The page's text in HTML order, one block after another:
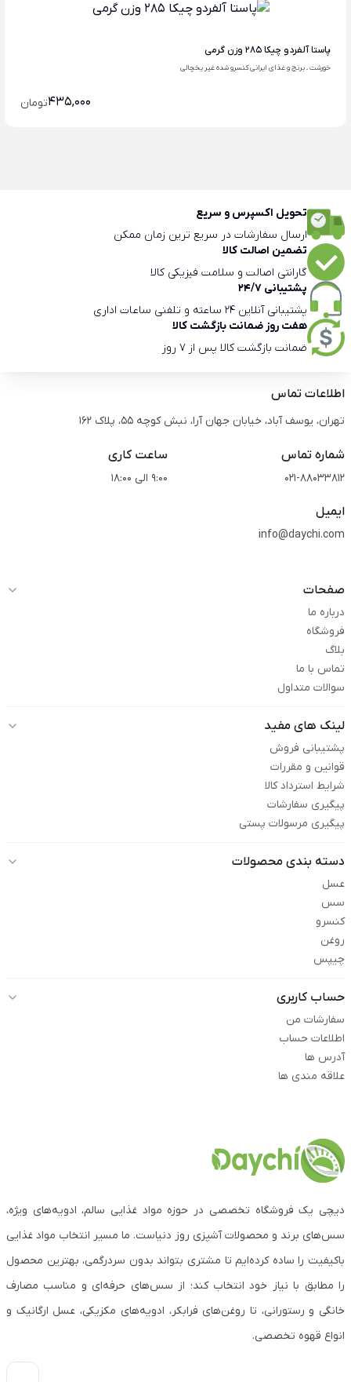
پاستا آلفردو چیکا 285 وزن گرمی
خورشت ، برنج و غذای ایرانی کنسرو شده غیر یخچالی
435,000تومان
تحویل اکسپرس و سریع
ارسال سفارشات در سریع ترین زمان ممکن
تضمین اصالت کالا
گارانتی اصالت و سلامت فیزیکی کالا
پشتیبانی 24/7
پشتیبانی آنلاین 24 ساعته و تلفنی ساعات اداری
هفت روز ضمانت بازگشت کالا
ضمانت بازگشت کالا پس از 7 روز
اطلاعات تماس
تهران، یوسف آباد، خیابان جهان آرا، نبش کوچه 55، پلاک 162
شماره تماس
021-88033812
ساعت کاری
9:00 الی 18:00
ایمیل
info@daychi.com
صفحات
درباره ما
فروشگاه
بلاگ
تماس با ما
سوالات متداول
لینک های مفید
پشتیبانی فروش
قوانین و مقررات
شرایط استرداد کالا
پیگیری سفارشات
پیگیری مرسولات پستی
دسته بندی محصولات
عسل
سس
کنسرو
روغن
چیپس
حساب کاربری
سفارشات من
اطلاعات حساب
آدرس ها
علاقه مندی ها
دیچی یک فروشگاه تخصصی در حوزه مواد غذایی سالم، ادویه‌های ویژه،
سس‌های برند و محصولات آشپزی روز دنیاست. ما مسیر انتخاب مواد غذایی
باکیفیت را ساده کرده‌ایم تا مشتری بتواند بدون سردرگمی، بهترین محصول
را مطابق با نیاز خود انتخاب کند؛ از سس‌های حرفه‌ای و مناسب مصارف
خانگی و رستورانی، تا روغن‌های فرابکر، ادویه‌های مکزیکی، عسل ارگانیک و
انواع قهوه تخصصی.